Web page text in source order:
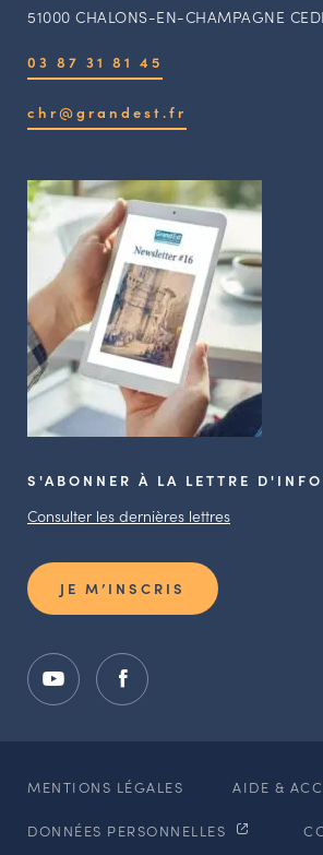
51000 CHALONS-EN-CHAMPAGNE
03 87 31 81 45
chr@grandest.fr
S'ABONNER À LA LETTRE
Consulter les dernières lettres
JE M’INSCRIS
MENTIONS LÉGALES AIDE &
DONNÉES PERSONNELLES